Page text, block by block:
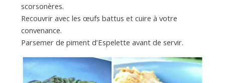
scorsonères.
Recouvrir avec les œufs battus et cuire à votre
convenance.
Parsemer de piment d’Espelette avant de servir.